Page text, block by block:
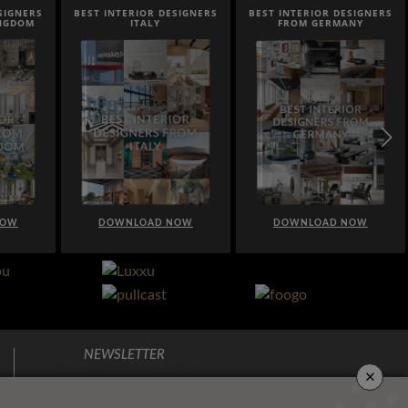
BEST INTERIOR DESIGNERS
ITALY
DOWNLOAD NOW
BEST INTERIOR DESIGNERS
FROM GERMANY
DOWNLOAD NOW
NEWSLETTER
×